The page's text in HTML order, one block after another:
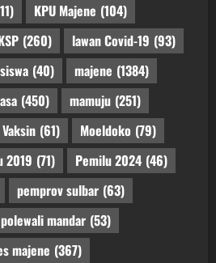
KPU Majene (104)
(260) lawan Covid-19 (93)
(40) majene (1384)
(450) mamuju (251)
(61) Moeldoko (79)
2019 (71) Pemilu 2024 (46)
pemprov sulbar (63)
polewali mandar (53)
majene (367)